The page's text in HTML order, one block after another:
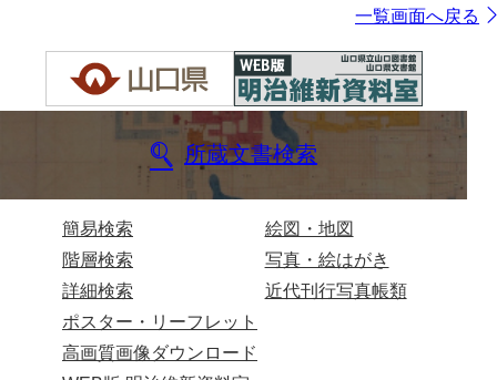
一覧画面へ戻る
所蔵文書検索
簡易検索
階層検索
詳細検索
絵図・地図
写真・絵はがき
近代刊行写真帳類
ポスター・リーフレット
高画質画像ダウンロード